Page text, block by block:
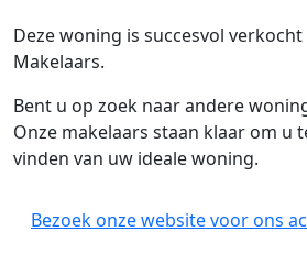
Deze woning is succesvol
Makelaars.
Bent u op zoek naar andere
Onze makelaars staan klaar om u
vinden van uw ideale woning.
Bezoek onze website voor ons